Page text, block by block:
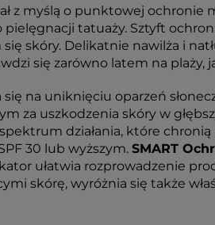
z myślą o punktowej ochronie
pielęgnacji tatuaży. Sztyft
skóry. Delikatnie nawilża i
się zarówno latem na
na uniknięciu oparzeń
za uszkodzenia skóry w
działania, które
30 lub wyższym. SMART
ułatwia rozprowadzenie
skórę, wyróżnia się także